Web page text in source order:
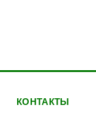
КОНТАКТЫ